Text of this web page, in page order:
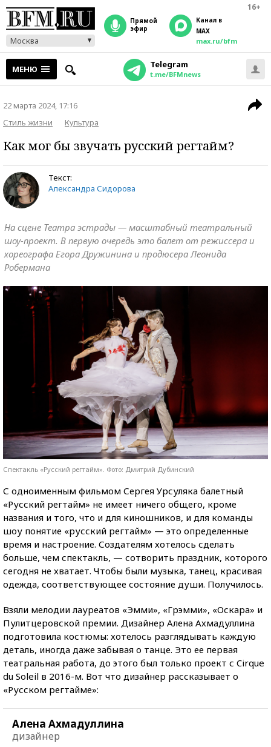
16+
Москва
прямой
эфир
Канал в
MAX
max.ru/bfm
МЕНЮ Telegram
t.me/BFMnews
22 марта 2024, 17:16
Стиль жизни
Культура
Как мог бы звучать русский регтайм?
Текст:
Александра Сидорова
На сцене Театра эстрады — масштабный театральный
шоу-проект. В первую очередь это балет от режиссера и
хореографа Егора Дружинина и продюсера Леонида
Робермана
Спектакль «Русский регтайм». Фото: Дмитрий Дубинский
С одноименным фильмом Сергея Урсуляка балетный
«Русский регтайм» не имеет ничего общего, кроме
названия и того, что и для киношников, и для команды
шоу понятие «русский регтайм» — это определенные
время и настроение. Создателям хотелось сделать
больше, чем спектакль, — сотворить праздник, которого
сегодня не хватает. Чтобы были музыка, танец, красивая
одежда, соответствующее состояние души. Получилось.
Взяли мелодии лауреатов «Эмми», «Грэмми», «Оскара» и
Пулитцеровской премии. Дизайнер Алена Ахмадуллина
подготовила костюмы: хотелось разглядывать каждую
деталь, иногда даже забывая о танце. Это ее первая
театральная работа, до этого был только проект с Cirque
du Soleil в 2016-м. Вот что дизайнер рассказывает о
«Русском регтайме»:
Алена Ахмадуллина
дизайнер